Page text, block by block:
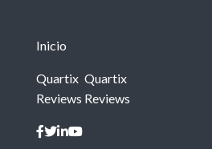
Inicio
Quartix
Reviews
Quartix
Reviews